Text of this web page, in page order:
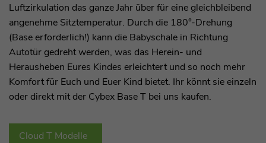
Luftzirkulation das ganze Jahr über für eine gleichbleibend
angenehme Sitztemperatur. Durch die 180°-Drehung
(Base erforderlich!) kann die Babyschale in Richtung
Autotür gedreht werden, was das Herein- und
Herausheben Eures Kindes erleichtert und so noch mehr
Komfort für Euch und Euer Kind bietet. Ihr könnt sie einzeln
oder direkt mit der Cybex Base T bei uns kaufen.
Cloud T Modelle